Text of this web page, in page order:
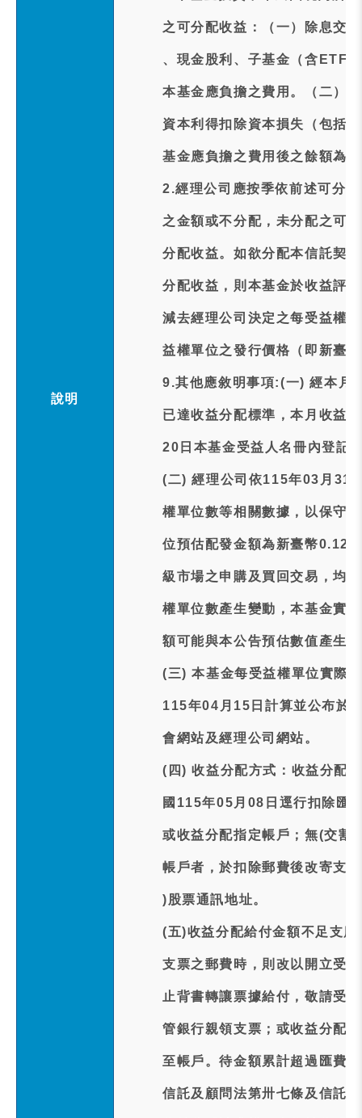
說明
之可分配收益：（一）除息交
、現金股利、子基金（含ETF
本基金應負擔之費用。（二）
資本利得扣除資本損失（包括
基金應負擔之費用後之餘額為
2.經理公司應按季依前述可分
之金額或不分配，未分配之可
分配收益。如欲分配本信託契
分配收益，則本基金於收益評
減去經理公司決定之每受益權
益權單位之發行價格（即新臺
9.其他應敘明事項:(一) 經本月
已達收益分配標準，本月收益
20日本基金受益人名冊內登記
(二) 經理公司依115年03月31
權單位數等相關數據，以保守
位預估配發金額為新臺幣0.12
級市場之申購及買回交易，均
權單位數產生變動，本基金實
額可能與本公告預估數值產生
(三) 本基金每受益權單位實際
115年04月15日計算並公布於
會網站及經理公司網站。
(四) 收益分配方式：收益分配
國115年05月08日逕行扣除匯
或收益分配指定帳戶；無(交割
帳戶者，於扣除郵費後改寄支
)股票通訊地址。
(五)收益分配給付金額不足支
支票之郵費時，則改以開立受
止背書轉讓票據給付，敬請受
管銀行親領支票；或收益分配
至帳戶。待金額累計超過匯費
信託及顧問法第卅七條及信託